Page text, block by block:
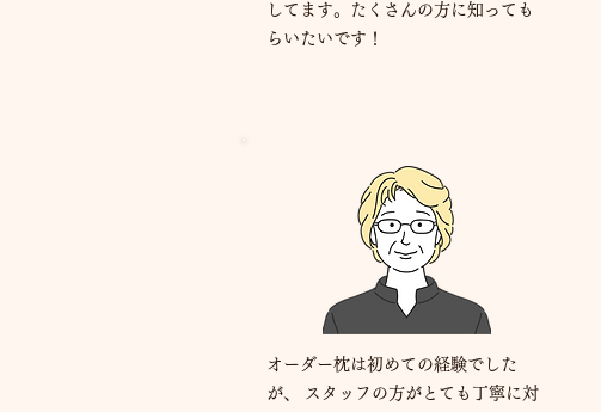
してます。たくさんの方に知っても
らいたいです！
オーダー枕は初めての経験でした
が、 スタッフの方がとても丁寧に対